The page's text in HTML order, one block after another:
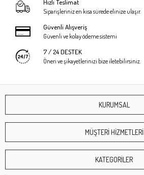
Hızlı Teslimat
Siparişleriniz en kısa sürede elinize ulaşır.
Güvenli Alışveriş
Güvenli ve kolay ödeme sistemi
7 / 24 DESTEK
Öneri ve şikayetlerinizi bize iletebilirsiniz.
KURUMSAL
MÜŞTERİ HİZMETLERİ
KATEGORİLER